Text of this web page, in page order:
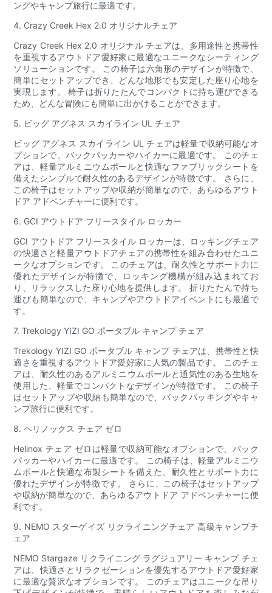
ングやキャンプ旅行に最適です。
4. Crazy Creek Hex 2.0 オリジナルチェア
Crazy Creek Hex 2.0 オリジナル チェアは、多用途性と携帯性
を重視するアウトドア愛好家に最適なユニークなシーティング
ソリューションです。 この椅子は六角形のデザインが特徴で、
簡単にセットアップでき、どんな地形でも安定した座り心地を
実現します。 椅子は折りたたんでコンパクトに持ち運びできる
ため、どんな冒険にも簡単に出かけることができます。
5. ビッグ アグネス スカイライン UL チェア
ビッグ アグネス スカイライン UL チェアは軽量で収納可能なオ
プションで、バックパッカーやハイカーに最適です。 このチェ
アは、軽量アルミニウムポールと快適なファブリックシートを
備えたシンプルで耐久性のあるデザインが特徴です。 さらに、
この椅子はセットアップや収納が簡単なので、あらゆるアウト
ドア アドベンチャーに便利です。
6. GCI アウトドア フリースタイル ロッカー
GCI アウトドア フリースタイル ロッカーは、ロッキングチェア
の快適さと軽量アウトドアチェアの携帯性を組み合わせたユニ
ークなオプションです。 このチェアは、耐久性とサポート力に
優れたデザインが特徴で、ロッキング機構が組み込まれてお
り、リラックスした座り心地を提供します。 折りたたんで持ち
運びも簡単なので、キャンプやアウトドアイベントにも最適で
す。
7. Trekology YIZI GO ポータブル キャンプ チェア
Trekology YIZI GO ポータブル キャンプ チェアは、携帯性と快
適さを重視するアウトドア愛好家に人気の製品です。 このチェ
アは、耐久性のあるアルミニウムポールと通気性のある生地を
使用した、軽量でコンパクトなデザインが特徴です。 この椅子
はセットアップや収納も簡単なので、バックパッキングやキャ
ンプ旅行に便利です。
8. ヘリノックス チェア ゼロ
Helinox チェア ゼロは軽量で収納可能なオプションで、バック
パッカーやハイカーに最適です。 この椅子は、軽量アルミニウ
ムポールと快適な布製シートを備えた、耐久性とサポート力に
優れたデザインが特徴です。 さらに、この椅子はセットアップ
や収納が簡単なので、あらゆるアウトドア アドベンチャーに便
利です。
9. NEMO スターゲイズ リクライニングチェア 高級キャンプチ
ェア
NEMO Stargaze リクライニング ラグジュアリー キャンプ チェ
アは、快適さとリラクゼーションを優先するアウトドア愛好家
に最適な贅沢なオプションです。 このチェアはユニークな吊り